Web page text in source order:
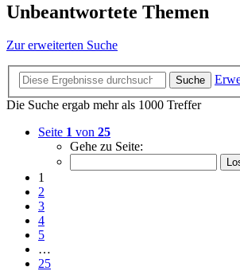
Unbeantwortete Themen
Zur erweiterten Suche
Suche
Die Suche ergab mehr als 1000 Treffer
Seite 1 von 25
Gehe zu Seite:
1
2
3
4
5
…
25